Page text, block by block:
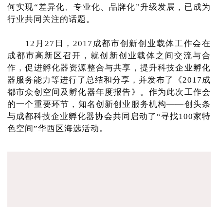
何实现“差异化、专业化、品牌化”升级发展，已成为
行业共同关注的话题。
12月27日，2017成都市创新创业载体工作会在
成都市高新区召开，就创新创业载体之间交流与合
作，促进孵化器资源整合与共享，提升科技企业孵化
器服务能力等进行了总结和分享，并发布了《2017成
都市众创空间及孵化器年度报告》。作为此次工作会
的一个重要环节，知名创新创业服务机构——创头条
与成都科技企业孵化器协会共同启动了“寻找100家特
色空间”华西区海选活动。